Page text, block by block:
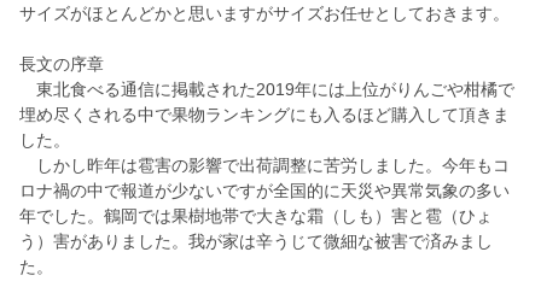
サイズがほとんどかと思いますがサイズお任せとしておきます。
長文の序章
東北食べる通信に掲載された2019年には上位がりんごや柑橘で
埋め尽くされる中で果物ランキングにも入るほど購入して頂きま
した。
しかし昨年は雹害の影響で出荷調整に苦労しました。今年もコ
ロナ禍の中で報道が少ないですが全国的に天災や異常気象の多い
年でした。鶴岡では果樹地帯で大きな霜（しも）害と雹（ひょ
う）害がありました。我が家は辛うじて微細な被害で済みまし
た。